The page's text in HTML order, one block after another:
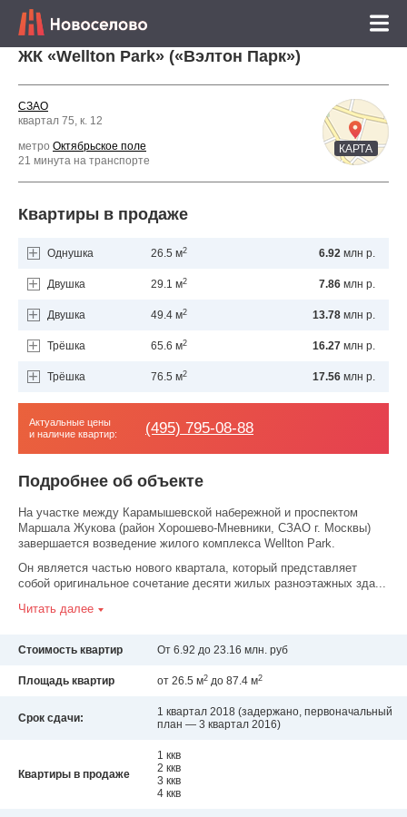
ЖК «Wellton Park» («Вэлтон Парк»)
СЗАО
квартал 75, к. 12
метро Октябрьское поле
21 минута на транспорте
КАРТА
Квартиры в продаже
Однушка 26.5 м2 6.92млн р.
Двушка 29.1 м2 7.86млн р.
Двушка 49.4 м2 13.78млн р.
Трёшка 65.6 м2 16.27млн р.
Трёшка 76.5 м2 17.56млн р.
Актуальные цены
и наличие квартир:
(495) 795-08-88
Подробнее об объекте
На участке между Карамышевской набережной и проспектом
Маршала Жукова (район Хорошево-Мневники, СЗАО г. Москвы)
завершается возведение жилого комплекса Wellton Park.
Он является частью нового квартала, который представляет
собой оригинальное сочетание десяти жилых разноэтажных зда...
Читать далее
Стоимость квартир От 6.92 до 23.16 млн. руб
Площадь квартир от 26.5 м2 до 87.4 м2
Срок сдачи: 1 квартал 2018 (задержано, первоначальный
план — 3 квартал 2016)
Квартиры в продаже
1 ккв
2 ккв
3 ккв
4 ккв